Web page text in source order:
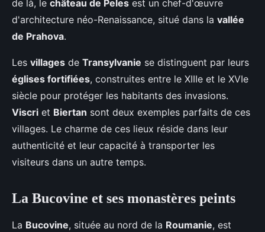
de là, le château de Peles est un chef-d'œuvre
d'architecture néo-Renaissance, situé dans la vallée
de Prahova.
Les villages de Transylvanie se distinguent par leurs
églises fortifiées, construites entre le XIIIe et le XVIe
siècle pour protéger les habitants des invasions.
Viscri et Biertan sont deux exemples parfaits de ces
villages. Le charme de ces lieux réside dans leur
authenticité et leur capacité à transporter les
visiteurs dans un autre temps.
La Bucovine et ses monastères peints
La Bucovine, située au nord de la Roumanie, est